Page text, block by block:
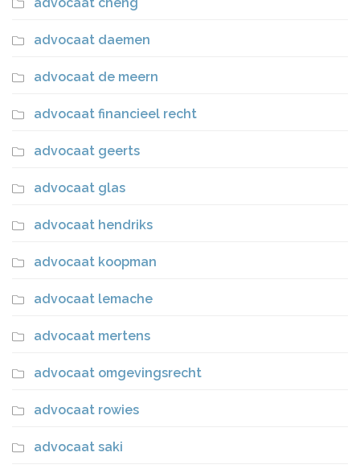
advocaat daemen
advocaat de meern
advocaat financieel recht
advocaat geerts
advocaat glas
advocaat hendriks
advocaat koopman
advocaat lemache
advocaat mertens
advocaat omgevingsrecht
advocaat rowies
advocaat saki